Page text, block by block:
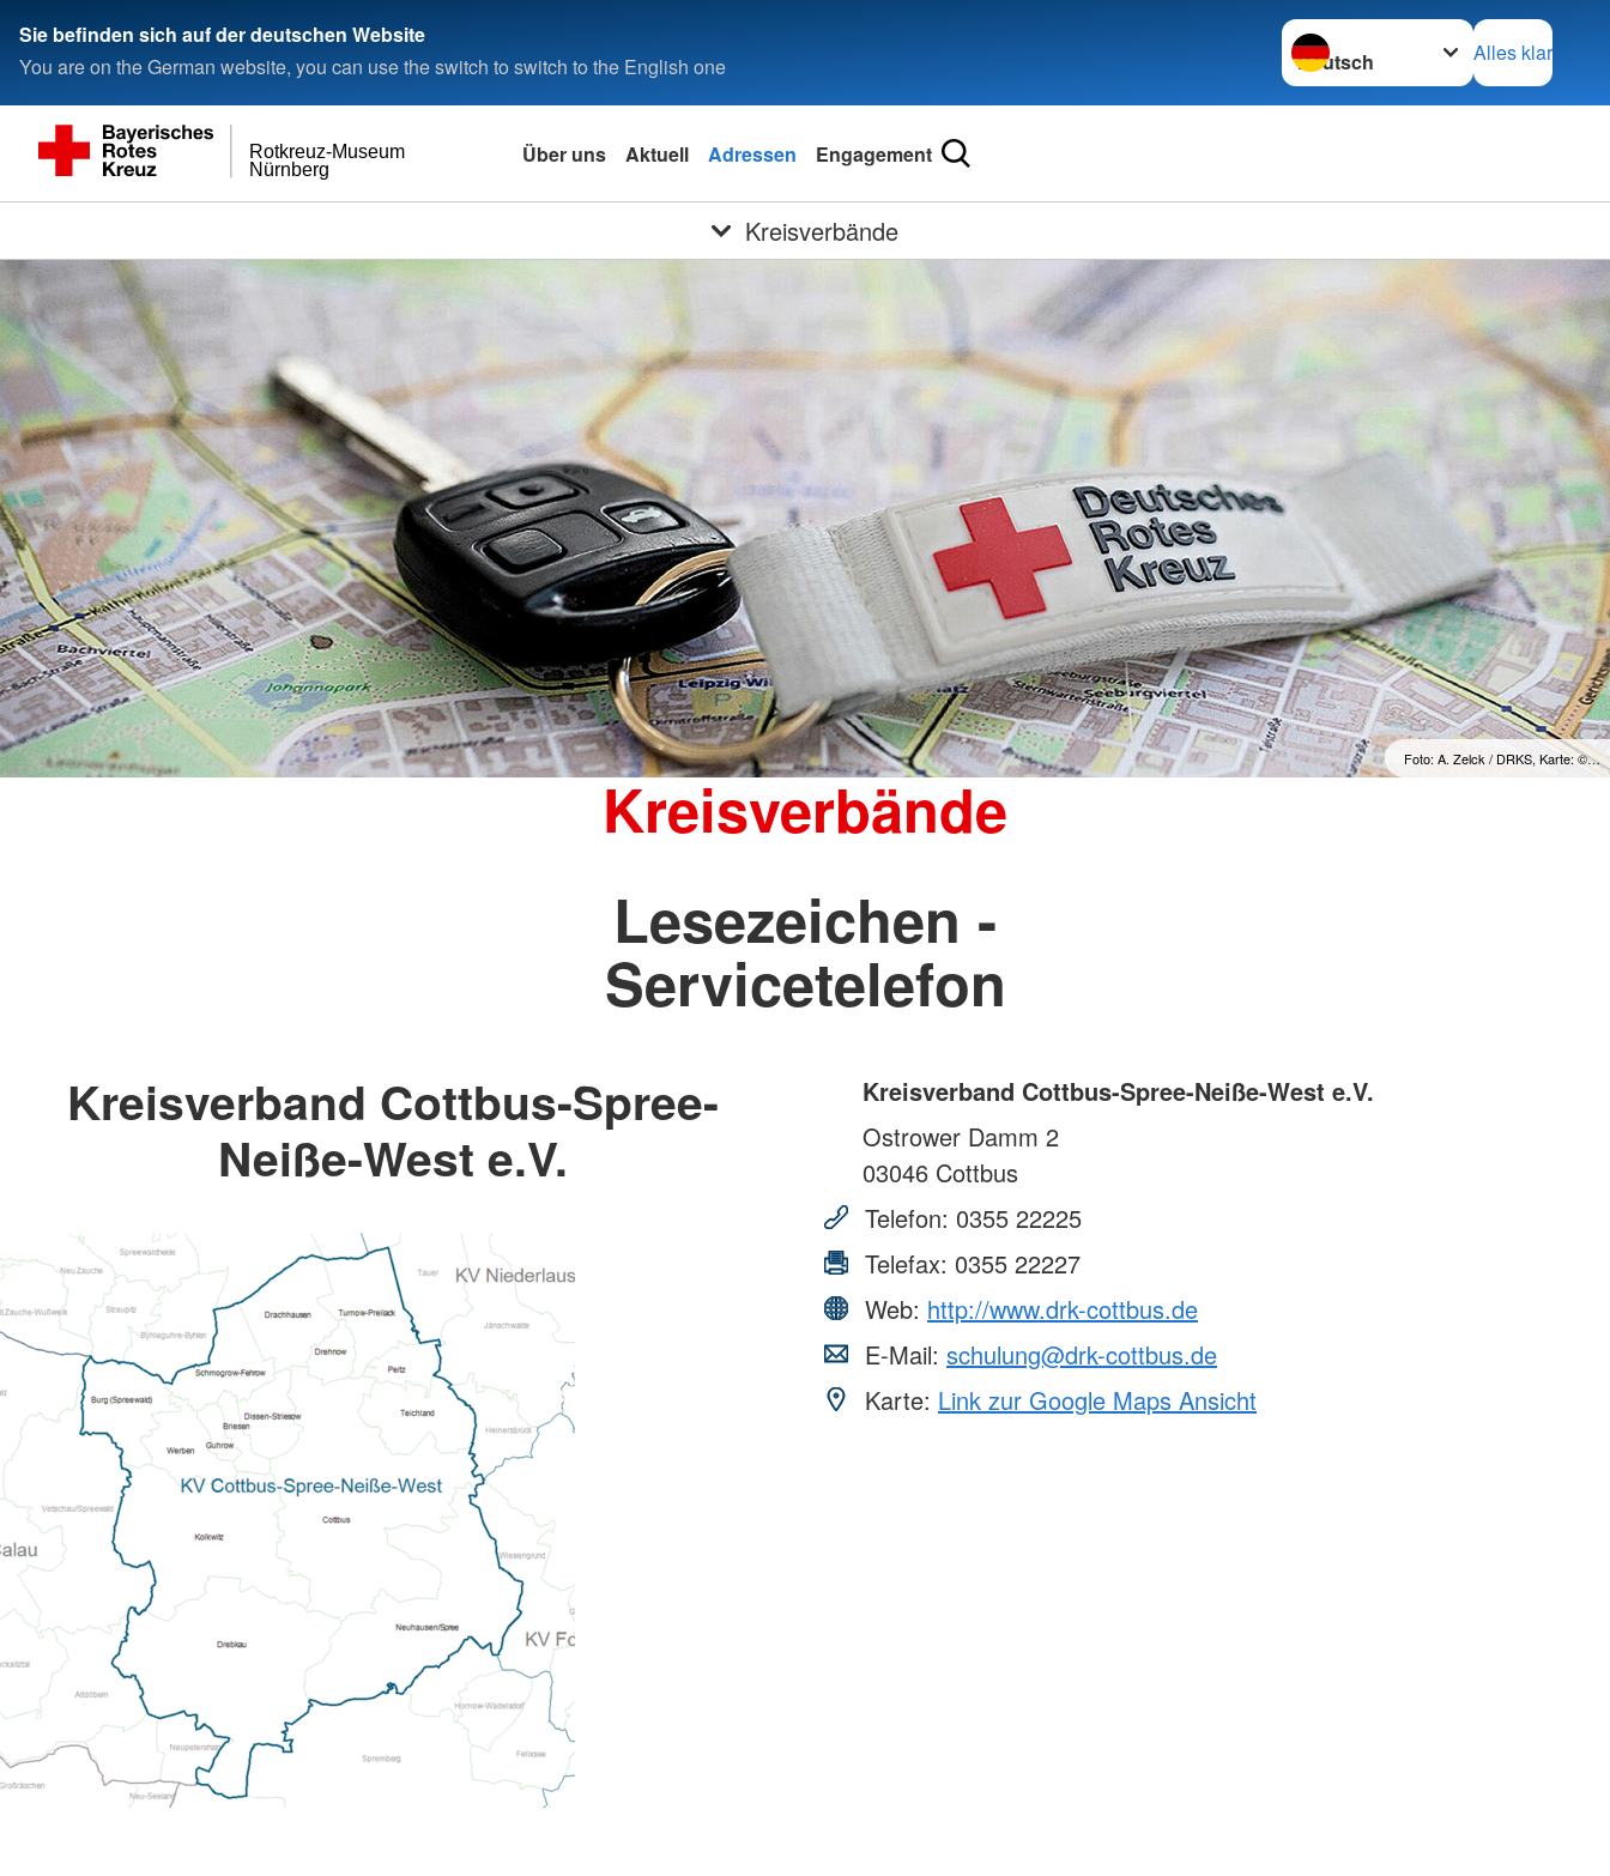
Sie befinden sich auf der deutschen Website
You are on the German website, you can use the switch to switch to the English one
Sprache wechseln zu
Alles klar
Nürnberg
Rotkreuz-Museum Über uns Aktuell Adressen Engagement
Kreisverbände
Foto: A. Zelck / DRKS, Karte: ©…
Kreisverbände
Lesezeichen -
Servicetelefon
Kreisverband Cottbus-Spree-
Neiße-West e.V.
Kreisverband Cottbus-Spree-Neiße-West e.V.
Ostrower Damm 2
03046 Cottbus
Telefon: 0355 22225
Telefax: 0355 22227
Web: http://www.drk-cottbus.de
E-Mail: schulung@drk-cottbus.de
Karte: Link zur Google Maps Ansicht